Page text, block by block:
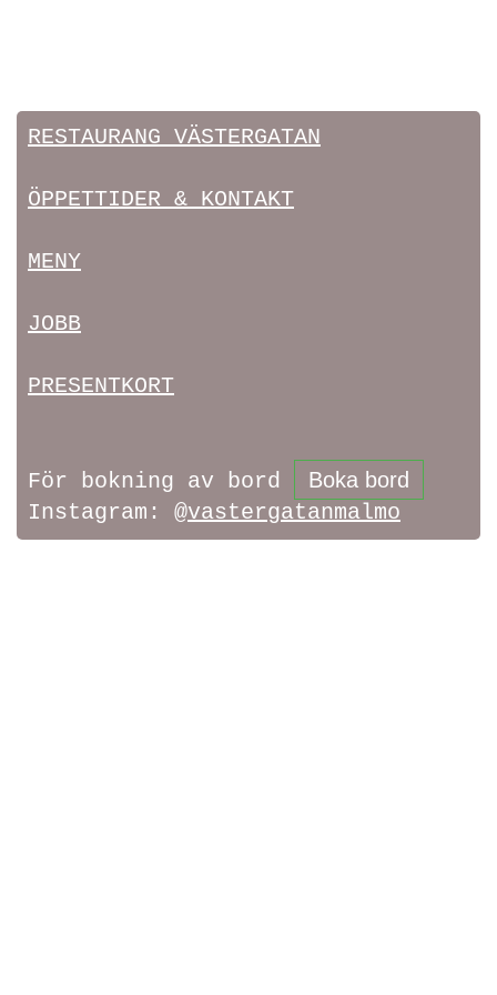
RESTAURANG VÄSTERGATAN
ÖPPETTIDER & KONTAKT
MENY
JOBB
PRESENTKORT
För bokning av bord Boka bord
Instagram: @vastergatanmalmo